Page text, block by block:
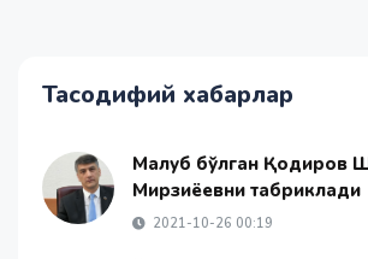
Тасодифий хабарлар
Мағлуб бўлган Қодиров
Мирзиёевни табриклади
2021-10-26 00:19